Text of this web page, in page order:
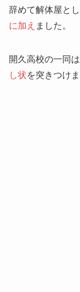
辞めて解体屋と
に加え ました。
開久高校の一同
し状を突きつけま